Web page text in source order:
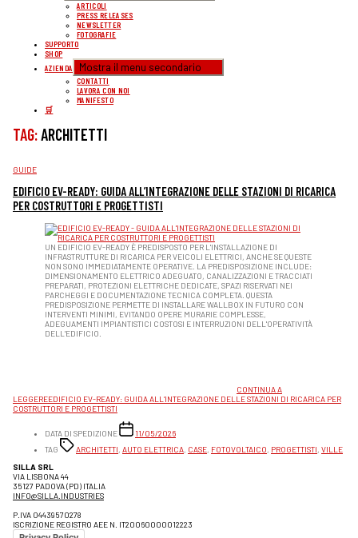
ARTICOLI
PRESS RELEASES
NEWSLETTER
FOTOGRAFIE
SUPPORTO
SHOP
AZIENDA
Mostra il menu secondario
CONTATTI
LAVORA CON NOI
MANIFESTO
🛒
TAG:ARCHITETTI
GUIDE
EDIFICIO EV-READY: GUIDA ALL’INTEGRAZIONE DELLE STAZIONI DI RICARICA
PER COSTRUTTORI E PROGETTISTI
UN EDIFICIO EV-READY È PREDISPOSTO PER L'INSTALLAZIONE DI
INFRASTRUTTURE DI RICARICA PER VEICOLI ELETTRICI, ANCHE SE QUESTE
NON SONO IMMEDIATAMENTE OPERATIVE. LA PREDISPOSIZIONE INCLUDE:
DIMENSIONAMENTO ELETTRICO ADEGUATO, CANALIZZAZIONI E TRACCIATI
PREPARATI, PROTEZIONI ELETTRICHE DEDICATE, SPAZI RISERVATI NEI
PARCHEGGI E DOCUMENTAZIONE TECNICA COMPLETA. QUESTA
PREDISPOSIZIONE PERMETTE DI INSTALLARE WALLBOX IN FUTURO CON
INTERVENTI MINIMI, EVITANDO OPERE MURARIE COMPLESSE,
ADEGUAMENTI IMPIANTISTICI COSTOSI E INTERRUZIONI DELL'OPERATIVITÀ
DELL'EDIFICIO.
CONTINUA A
LEGGEREEDIFICIO EV-READY: GUIDA ALL’INTEGRAZIONE DELLE STAZIONI DI RICARICA PER
COSTRUTTORI E PROGETTISTI
DATA DI SPEDIZIONE
11/05/2026
TAG
ARCHITETTI, AUTO ELETTRICA, CASE, FOTOVOLTAICO, PROGETTISTI, VILLE
SILLA SRL
VIA LISBONA 44
35127 PADOVA (PD) ITALIA
INFO@SILLA.INDUSTRIES
P.IVA 04439570278
ISCRIZIONE REGISTRO AEE N. IT20060000012223